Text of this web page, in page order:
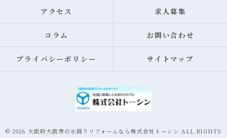
アクセス 求人募集
コラム お問い合わせ
プライバシーポリシー サイトマップ
© 2026 大阪府大阪市の水回りリフォームなら株式会社トーシン ALL RIGHTS